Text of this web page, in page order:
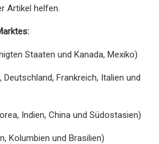
Artikel helfen.
Staaten und Kanada, Mexiko)
Deutschland, Frankreich, Italien und
Indien, China und Südostasien)
Kolumbien und Brasilien)